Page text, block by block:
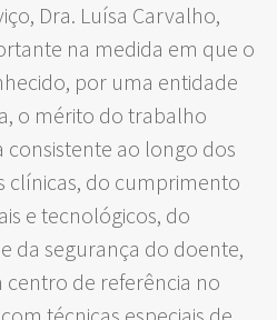
Dra. Luísa Carvalho,
na medida em que o
por uma entidade
o mérito do trabalho
ao longo dos
clínicas, do cumprimento
e tecnológicos, do
da segurança do doente,
de referência no